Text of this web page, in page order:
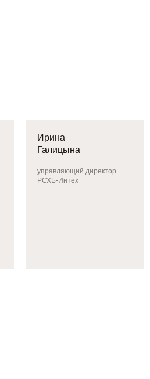
Ирина
Галицына
управляющий директор
РСХБ-Интех